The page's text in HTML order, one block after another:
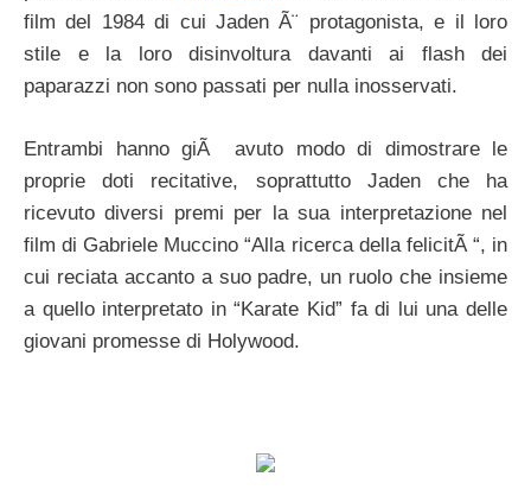
film del 1984 di cui Jaden Ã¨ protagonista, e il loro
stile e la loro disinvoltura davanti ai flash dei
paparazzi non sono passati per nulla inosservati.
Entrambi hanno giÃ avuto modo di dimostrare le
proprie doti recitative, soprattutto Jaden che ha
ricevuto diversi premi per la sua interpretazione nel
film di Gabriele Muccino “Alla ricerca della felicitÃ “, in
cui reciata accanto a suo padre, un ruolo che insieme
a quello interpretato in “Karate Kid” fa di lui una delle
giovani promesse di Holywood.